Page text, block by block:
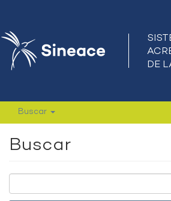
Buscar
Buscar